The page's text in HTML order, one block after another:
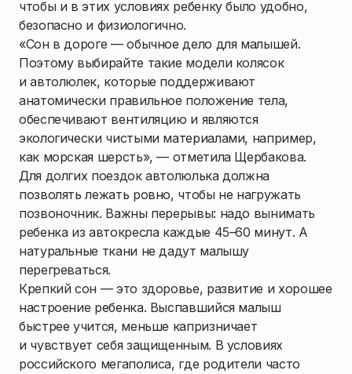
чтобы и в этих условиях ребенку было удобно,
безопасно и физиологично.
«Сон в дороге — обычное дело для малышей.
Поэтому выбирайте такие модели колясок
и автолюлек, которые поддерживают
анатомически правильное положение тела,
обеспечивают вентиляцию и являются
экологически чистыми материалами, например,
как морская шерсть», — отметила Щербакова.
Для долгих поездок автолюлька должна
позволять лежать ровно, чтобы не нагружать
позвоночник. Важны перерывы: надо вынимать
ребенка из автокресла каждые 45–60 минут. А
натуральные ткани не дадут малышу
перегреваться.
Крепкий сон — это здоровье, развитие и хорошее
настроение ребенка. Выспавшийся малыш
быстрее учится, меньше капризничает
и чувствует себя защищенным. В условиях
российского мегаполиса, где родители часто